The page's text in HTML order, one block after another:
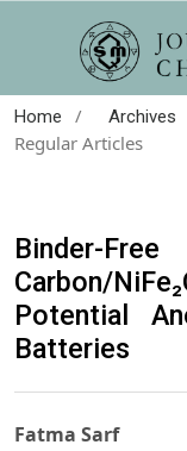
Home / Archives
Regular Articles
Binder-
Carbon/
Potential
Batteries
Fatma Sarf